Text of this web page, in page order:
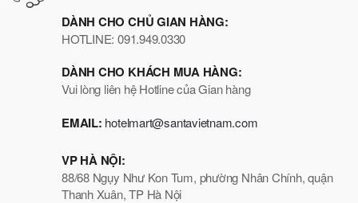
DÀNH CHO CHỦ GIAN HÀNG:
HOTLINE: 091.949.0330
DÀNH CHO KHÁCH MUA HÀNG:
Vui lòng liên hệ Hotline của Gian hàng
EMAIL: hotelmart@santavietnam.com
VP HÀ NỘI:
88/68 Ngụy Như Kon Tum, phường Nhân Chính, quận
Thanh Xuân, TP Hà Nội